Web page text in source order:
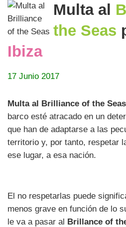
Multa al
the Seas
Ibiza
17 Junio 2017
Multa al Brilliance of the
barco esté atracado en un
que han de adaptarse a las
territorio y, por tanto, respetar
ese lugar, a esa nación.
El no respetarlas puede
menos grave en función de lo
le va a pasar al Brillance of